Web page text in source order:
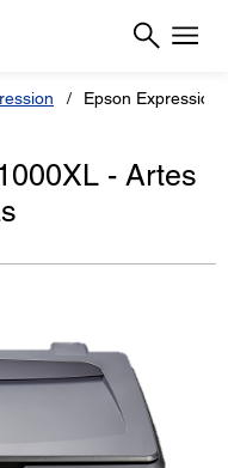
Epson Expression
- Artes